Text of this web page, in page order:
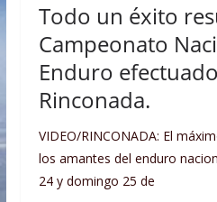
Todo un éxito
Campeonato
Enduro
Rinconada.
VIDEO/RINCONADA: El
los amantes del enduro
24 y domingo 25 de